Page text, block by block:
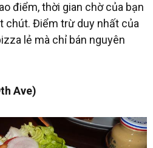
điểm, thời gian chờ của bạn
chút. Điểm trừ duy nhất của
lẻ mà chỉ bán nguyên
Ave)